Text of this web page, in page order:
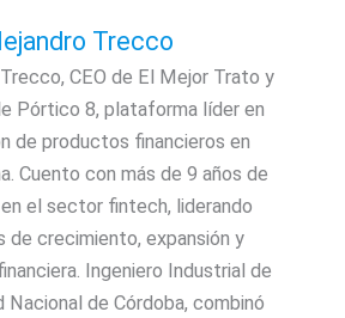
Trecco
CEO de El Mejor Trato y
Pórtico 8, plataforma líder en
de productos financieros en
Cuento con más de 9 años de
el sector fintech, liderando
de crecimiento, expansión y
Ingeniero Industrial de
Nacional de Córdoba, combinó